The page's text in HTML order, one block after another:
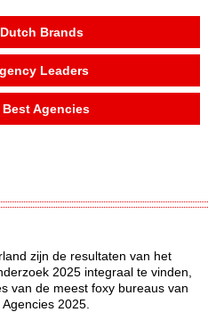
Brands
Leaders
Best Agencies
zijn de resultaten van het
2025 integraal te vinden,
van de meest foxy bureaus van
2025.